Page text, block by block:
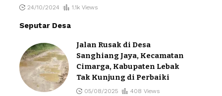
24/10/2024 1.1k Views
Seputar Desa
Jalan Rusak di Desa
Sanghiang Jaya, Kecamatan
Cimarga, Kabupaten Lebak
Tak Kunjung di Perbaiki
05/08/2025 408 Views